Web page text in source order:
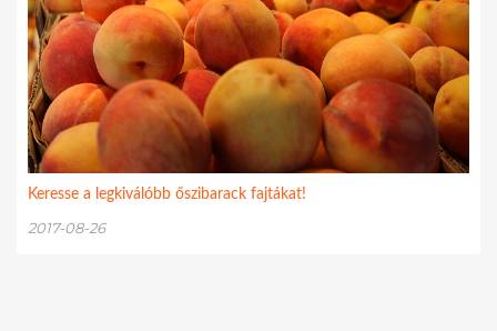
Keresse a legkiválóbb őszibarack fajtákat!
2017-08-26